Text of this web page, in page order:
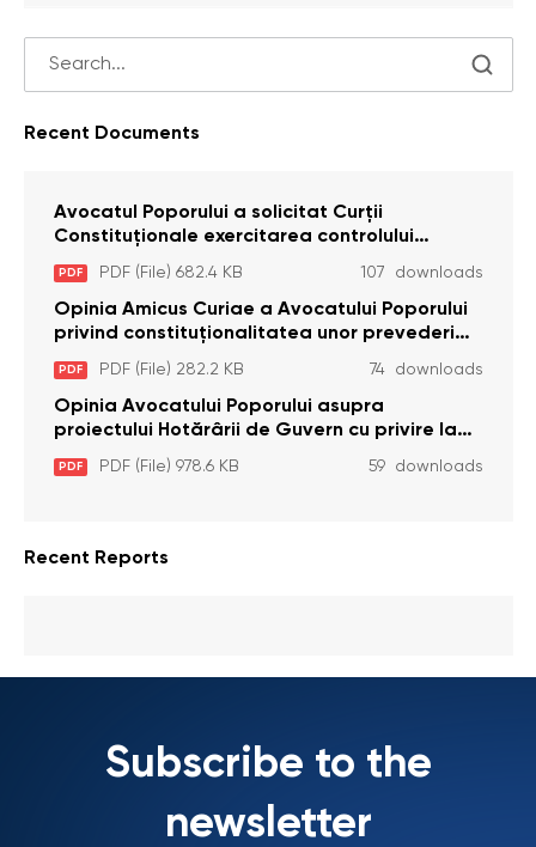
Recent Documents
Avocatul Poporului a solicitat Curţii
Constituţionale exercitarea controlului
constituţionalităţii unor prevederi cu privire la
plata alocației sociale de stat persoanelor
cu dizabilitați care sunt private de liberate
PDF PDF (File) 682.4 KB 107 downloads
Opinia Amicus Curiae a Avocatului Poporului
privind constituționalitatea unor prevederi
care interzic angajarea în organizațiile de
pază particulară a persoanelor condamnate
pentru comiterea cu intenție a unor infracțiuni
a fost luată în considerare de Curtea
Constituțională
PDF PDF (File) 282.2 KB 74 downloads
Opinia Avocatului Poporului asupra
proiectului Hotărârii de Guvern cu privire la
aprobarea proiectului de lege privind
activitatea sanitară veterinarăa
PDF PDF (File) 978.6 KB 59 downloads
Recent Reports
Subscribe to the
newsletter